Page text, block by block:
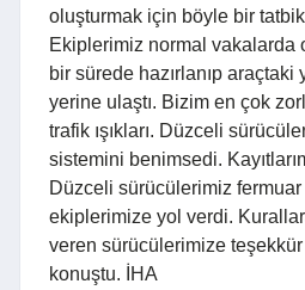
oluşturmak için böyle bir
Ekiplerimiz normal vakalarda
bir sürede hazırlanıp araçtaki
yerine ulaştı. Bizim en çok
trafik ışıkları. Düzceli
sistemini benimsedi.
Düzceli sürücülerimiz
ekiplerimize yol verdi.
veren sürücülerimize
konuştu. İHA